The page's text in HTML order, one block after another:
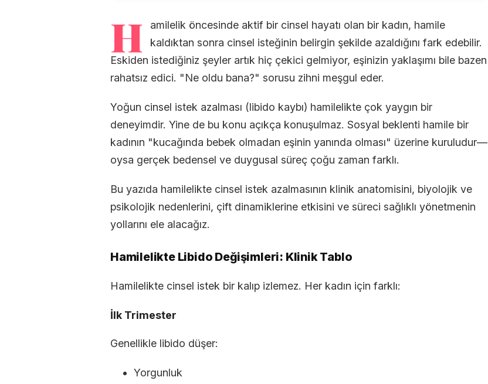
H
amilelik öncesinde aktif bir cinsel hayatı olan bir kadın, hamile
kaldıktan sonra cinsel isteğinin belirgin şekilde azaldığını fark edebilir.
Eskiden istediğiniz şeyler artık hiç çekici gelmiyor, eşinizin yaklaşımı bile bazen
rahatsız edici. "Ne oldu bana?" sorusu zihni meşgul eder.
Yoğun cinsel istek azalması (libido kaybı) hamilelikte çok yaygın bir
deneyimdir. Yine de bu konu açıkça konuşulmaz. Sosyal beklenti hamile bir
kadının "kucağında bebek olmadan eşinin yanında olması" üzerine kuruludur—
oysa gerçek bedensel ve duygusal süreç çoğu zaman farklı.
Bu yazıda hamilelikte cinsel istek azalmasının klinik anatomisini, biyolojik ve
psikolojik nedenlerini, çift dinamiklerine etkisini ve süreci sağlıklı yönetmenin
yollarını ele alacağız.
Hamilelikte Libido Değişimleri: Klinik Tablo
Hamilelikte cinsel istek bir kalıp izlemez. Her kadın için farklı:
İlk Trimester
Genellikle libido düşer:
Yorgunluk